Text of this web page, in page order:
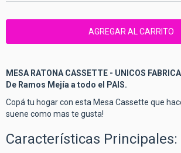
MESA RATONA CASSETTE - UNICOS
De Ramos Mejía a todo el PAIS.
Copá tu hogar con esta Mesa Cassette que
suene como mas te gusta!
Características Principales: